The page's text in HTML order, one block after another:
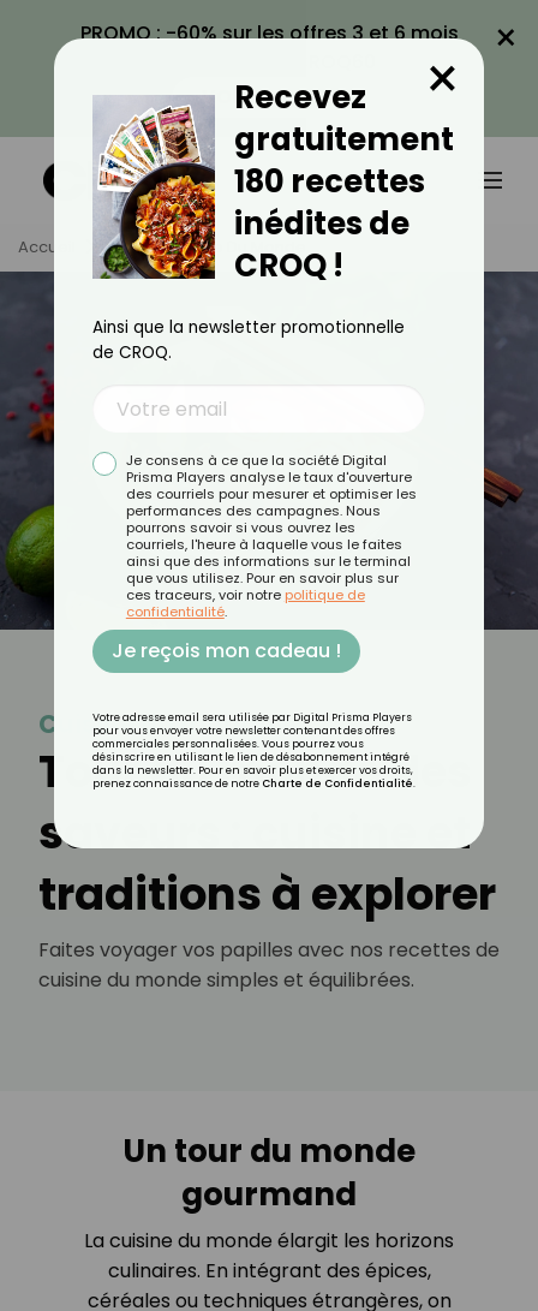
PROMO : -60% sur les offres 3 et 6 mois
VOIR LA PROMO
×
Accueil Tag Cuisine Du Monde
Cuisine du monde
Tour du monde des
saveurs : cuisine et
traditions à explorer
Faites voyager vos papilles avec nos recettes de
cuisine du monde simples et équilibrées.
Un tour du monde
gourmand
La cuisine du monde élargit les horizons
culinaires. En intégrant des épices,
céréales ou techniques étrangères, on
Recevez
gratuitement
180 recettes
inédites de
CROQ !
×
Ainsi que la newsletter promotionnelle
de CROQ.
Je consens à ce que la société Digital
Prisma Players analyse le taux d'ouverture
des courriels pour mesurer et optimiser les
performances des campagnes. Nous
pourrons savoir si vous ouvrez les
courriels, l'heure à laquelle vous le faites
ainsi que des informations sur le terminal
que vous utilisez. Pour en savoir plus sur
ces traceurs, voir notre politique de
confidentialité.
Je reçois mon cadeau !
Votre adresse email sera utilisée par Digital Prisma Players
pour vous envoyer votre newsletter contenant des offres
commerciales personnalisées. Vous pourrez vous
désinscrire en utilisant le lien de désabonnement intégré
dans la newsletter. Pour en savoir plus et exercer vos droits,
prenez connaissance de notre Charte de Confidentialité.